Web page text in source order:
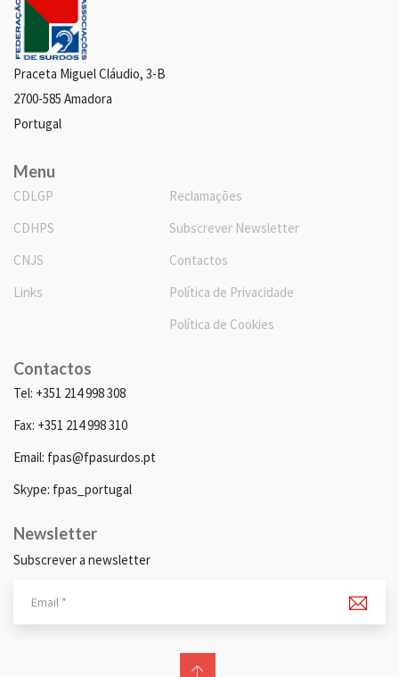
Praceta Miguel Cláudio, 3-B
2700-585 Amadora
Portugal
Menu
CDLGP
CDHPS
CNJS
Links
Reclamações
Subscrever Newsletter
Contactos
Política de Privacidade
Política de Cookies
Contactos
Tel: +351 214 998 308
Fax: +351 214 998 310
Email: fpas@fpasurdos.pt
Skype: fpas_portugal
Newsletter
Subscrever a newsletter